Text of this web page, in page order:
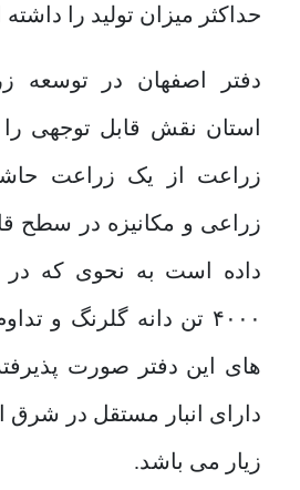
حداکثر میزان تولید را
دفتر اصفهان در توسعه
استان نقش قابل توجهی را
زراعت از یک زراعت
زراعی و مکانیزه در سطح
۴۰۰۰ تن دانه گلرنگ و
های این دفتر صورت
دارای انبار مستقل در شرق
زیار می باشد.